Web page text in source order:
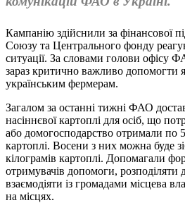
Кампанію здійснили за фінансової
Союзу та Центрального фонду
ситуації. За словами голови офісу
зараз критично важливо допомогти
українським фермерам.
Загалом за останні тижні ФАО
насіннєвої картоплі для осіб, що
або домогосподарство отримали по
картоплі. Восени з них можна буде
кілограмів картоплі. Допомагали
отримувачів допомоги, розподіляти
взаємодіяти із громадами місцева
на місцях.